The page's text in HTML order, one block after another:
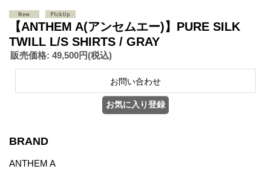
【ANTHEM A(アンセムエー)】PURE SILK
TWILL L/S SHIRTS / GRAY
販売価格: 49,500円(税込)
BRAND
ANTHEM A